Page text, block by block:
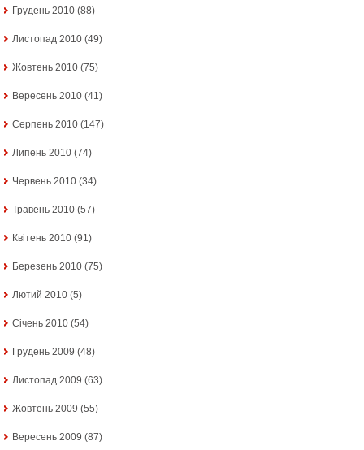
Грудень 2010 (88)
Листопад 2010 (49)
Жовтень 2010 (75)
Вересень 2010 (41)
Серпень 2010 (147)
Липень 2010 (74)
Червень 2010 (34)
Травень 2010 (57)
Квітень 2010 (91)
Березень 2010 (75)
Лютий 2010 (5)
Січень 2010 (54)
Грудень 2009 (48)
Листопад 2009 (63)
Жовтень 2009 (55)
Вересень 2009 (87)